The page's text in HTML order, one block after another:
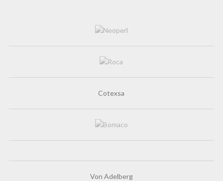
Cotexsa
Von Adelberg